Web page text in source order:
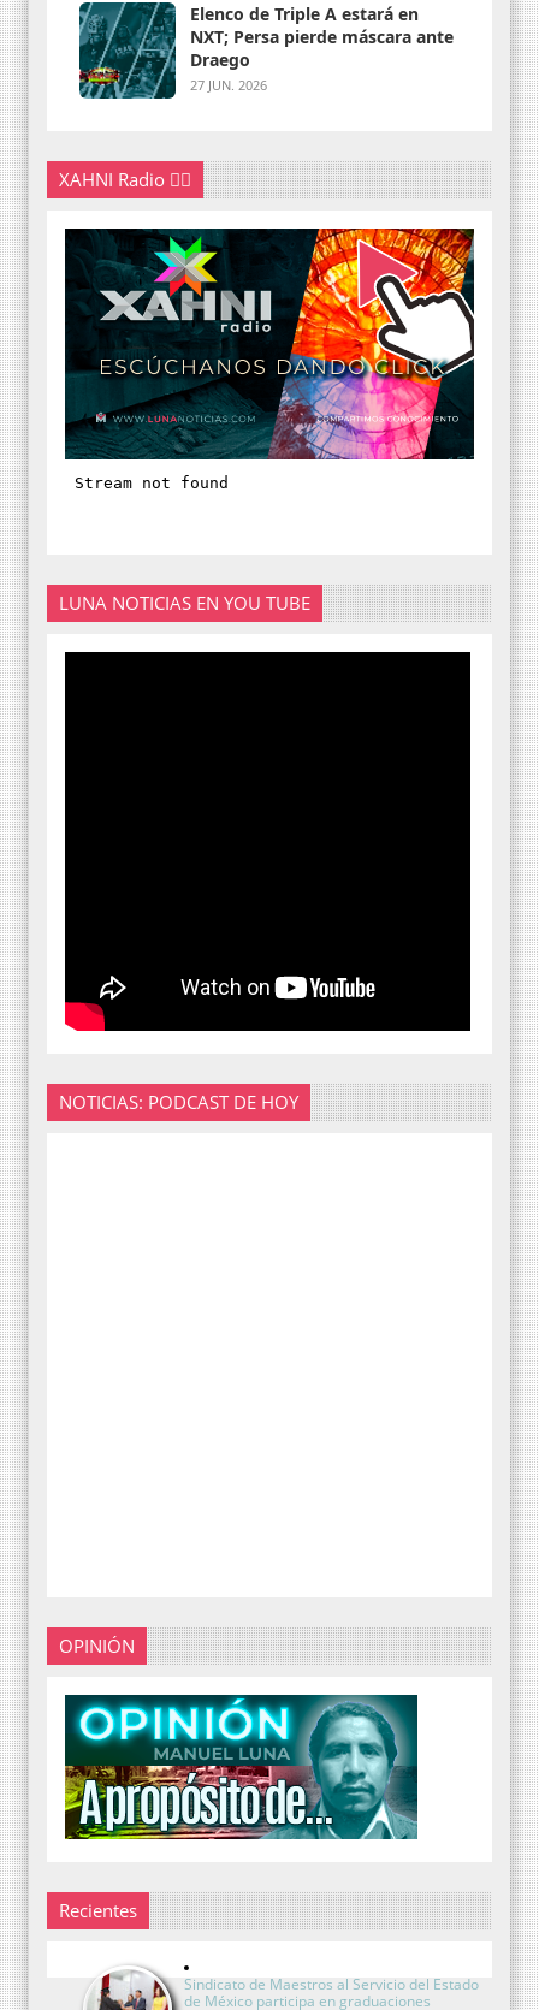
Elenco de Triple A estará en
NXT; Persa pierde máscara ante
Draego
27 JUN. 2026
XAHNI Radio 👇🏽
LUNA NOTICIAS EN YOU TUBE
NOTICIAS: PODCAST DE HOY
OPINIÓN
Recientes
Sindicato de Maestros al Servicio del Estado
de México participa en graduaciones